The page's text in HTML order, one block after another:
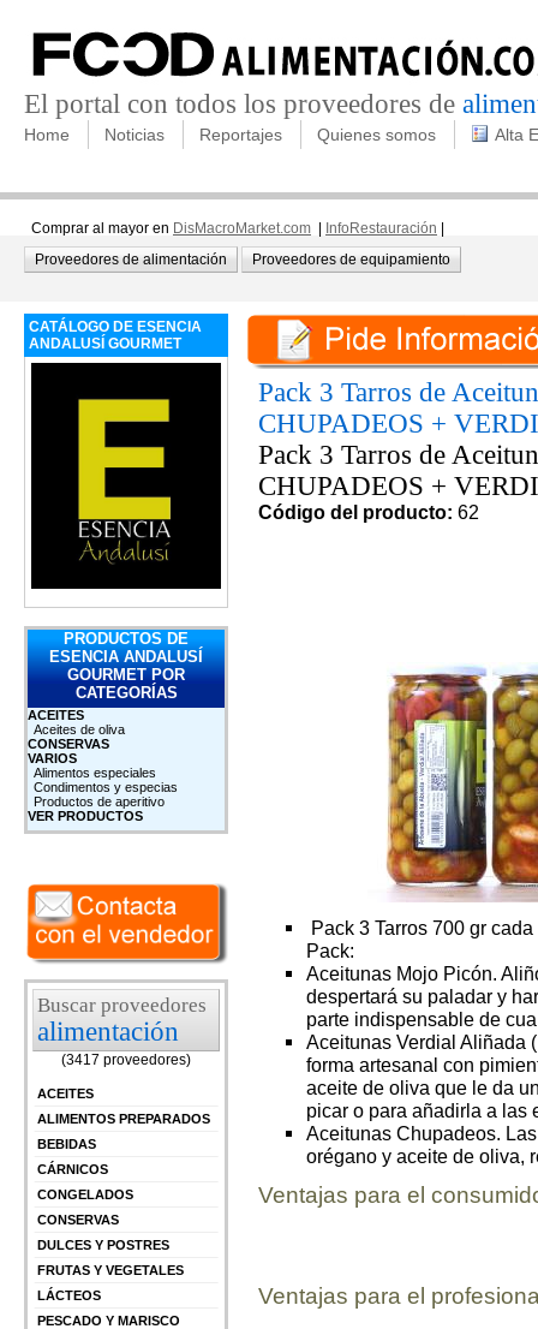
El portal con todos los proveedores de
Home Noticias Reportajes Quienes somos Alta
Comprar al mayor en DisMacroMarket.com InfoRestauración
Proveedores de alimentación
Proveedores de equipamiento
CATÁLOGO DE ESENCIA
ANDALUSÍ GOURMET
PRODUCTOS DE
ESENCIA ANDALUSÍ
GOURMET POR
CATEGORÍAS
ACEITES
Aceites de oliva
CONSERVAS
VARIOS
Alimentos especiales
Condimentos y especias
Productos de aperitivo
VER PRODUCTOS
Buscar proveedores
alimentación
(3417 proveedores)
ACEITES
ALIMENTOS PREPARADOS
BEBIDAS
CÁRNICOS
CONGELADOS
CONSERVAS
DULCES Y POSTRES
FRUTAS Y VEGETALES
LÁCTEOS
PESCADO Y MARISCO
Pack 3 Tarros de
CHUPADEOS +
Pack 3 Tarros de
CHUPADEOS +
Código del producto: 62
Pack 3 Tarros 700 gr
Pack:
Aceitunas Mojo Picón.
despertará su paladar y
parte indispensable de
Aceitunas Verdial Aliñada
forma artesanal con
aceite de oliva que le da
picar o para añadirla a las
Aceitunas Chupadeos.
orégano y aceite de oliva,
Ventajas para el
Ventajas para el